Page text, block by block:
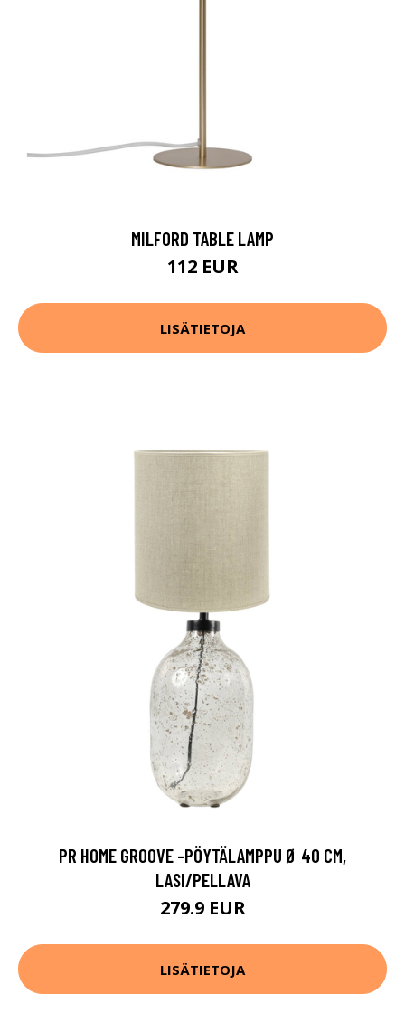
MILFORD TABLE LAMP
112 EUR
LISÄTIETOJA
PR HOME GROOVE -PÖYTÄLAMPPU Ø 40 CM,
LASI/PELLAVA
279.9 EUR
LISÄTIETOJA